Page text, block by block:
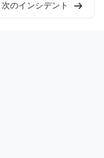
次のインシデント